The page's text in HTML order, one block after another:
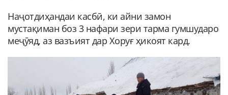
Наҷотдиҳандаи касбӣ, ки айни замон
мустақиман боз 3 нафари зери тарма гумшударо
меҷӯяд, аз вазъият дар Хоруғ ҳикоят кард.